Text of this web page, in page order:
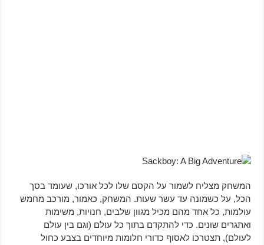
המשחק מצליח לשמור על הקסם שלו לכל אורכו, שעומד בסך
הכל, על כשמונה עד עשר שעות. המשחק, כאמור, מורכב מחמש
עולמות, כל אחד מהם מכיל מגוון שלבים, חנויות, משימות
ואתגרים שונים. כדי להתקדם בתוך כל עולם (וגם בין עולם
לעולם), תצטרכו לאסוף כדורי חלומות מיוחדים בצבע כחול